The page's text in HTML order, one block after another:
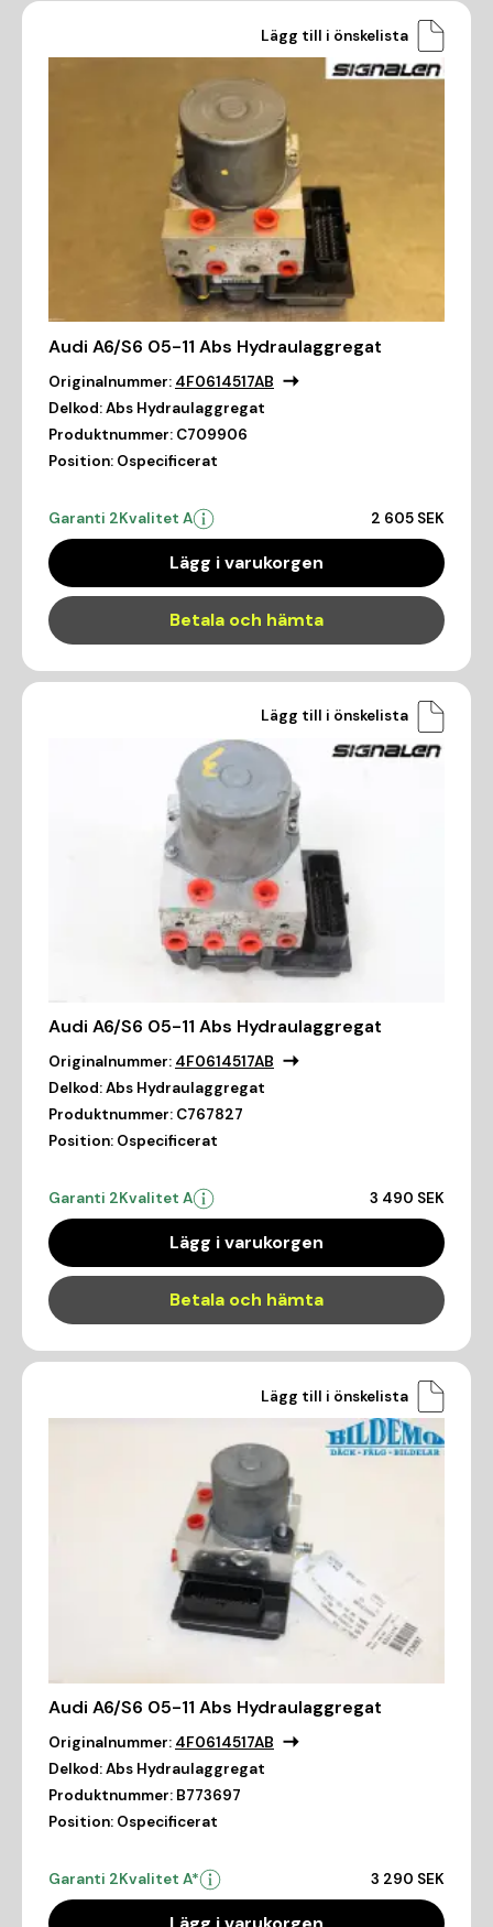
Lägg till i önskelista
Audi A6/S6 05-11 Abs Hydraulaggregat
Originalnummer: 4F0614517AB
Delkod:Abs Hydraulaggregat
Produktnummer: C709906
Position: Ospecificerat
Garanti 2Kvalitet A 2 605 SEK
Lägg i varukorgen
Betala och hämta
Lägg till i önskelista
Audi A6/S6 05-11 Abs Hydraulaggregat
Originalnummer: 4F0614517AB
Delkod:Abs Hydraulaggregat
Produktnummer: C767827
Position: Ospecificerat
Garanti 2Kvalitet A 3 490 SEK
Lägg i varukorgen
Betala och hämta
Lägg till i önskelista
Audi A6/S6 05-11 Abs Hydraulaggregat
Originalnummer: 4F0614517AB
Delkod:Abs Hydraulaggregat
Produktnummer: B773697
Position: Ospecificerat
Garanti 2Kvalitet A* 3 290 SEK